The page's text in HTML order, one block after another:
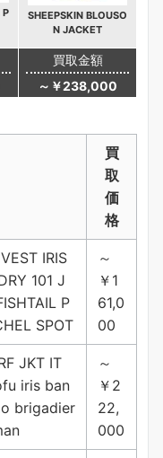
P
SHEEPSKIN BLOUSO
N JACKET
買取金額
～￥238,000
買
取
価
格
IRIS
101 J
P
SPOT
～
￥1
61,0
00
JKT IT
iris ban
brigadier
～
￥2
22,
000